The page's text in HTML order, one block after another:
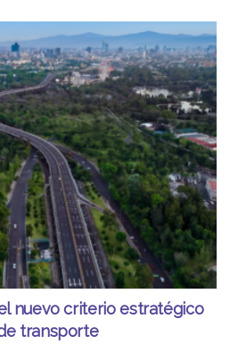
nuevo criterio estratégico
transporte